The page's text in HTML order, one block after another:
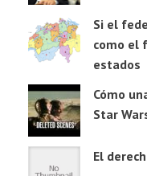
Si el
como el
estados
Cómo
Star
El